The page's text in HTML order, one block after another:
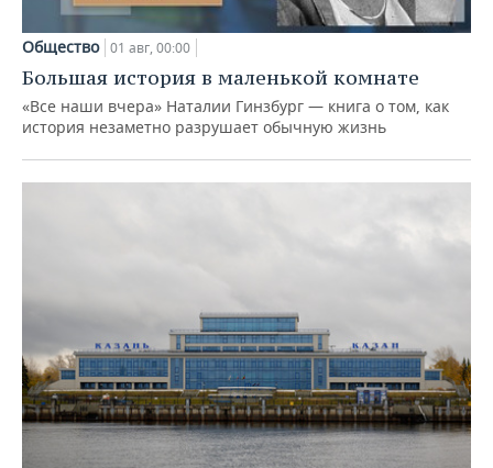
Общество 01 авг, 00:00
Большая история в маленькой комнате
«Все наши вчера» Наталии Гинзбург — книга о том, как
история незаметно разрушает обычную жизнь